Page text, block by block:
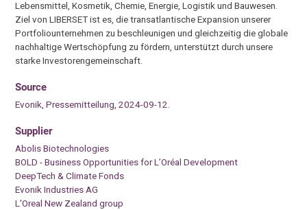
Lebensmittel, Kosmetik, Chemie, Energie, Logistik und Bauwesen.
Ziel von LIBERSET ist es, die transatlantische Expansion unserer
Portfoliounternehmen zu beschleunigen und gleichzeitig die globale
nachhaltige Wertschöpfung zu fördern, unterstützt durch unsere
starke Investorengemeinschaft.
Source
Evonik, Pressemitteilung, 2024-09-12.
Supplier
Abolis Biotechnologies
BOLD - Business Opportunities for L’Oréal Development
DeepTech & Climate Fonds
Evonik Industries AG
L'Oreal New Zealand group